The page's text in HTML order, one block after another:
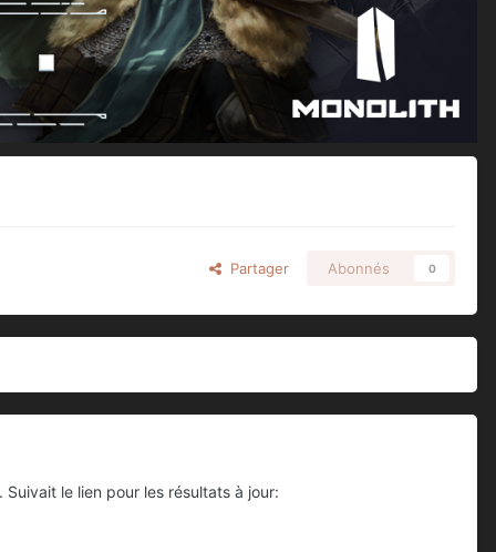
Partager Abonnés 0
le lien pour les résultats à jour: